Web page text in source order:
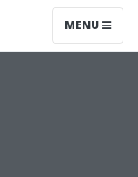
MENU